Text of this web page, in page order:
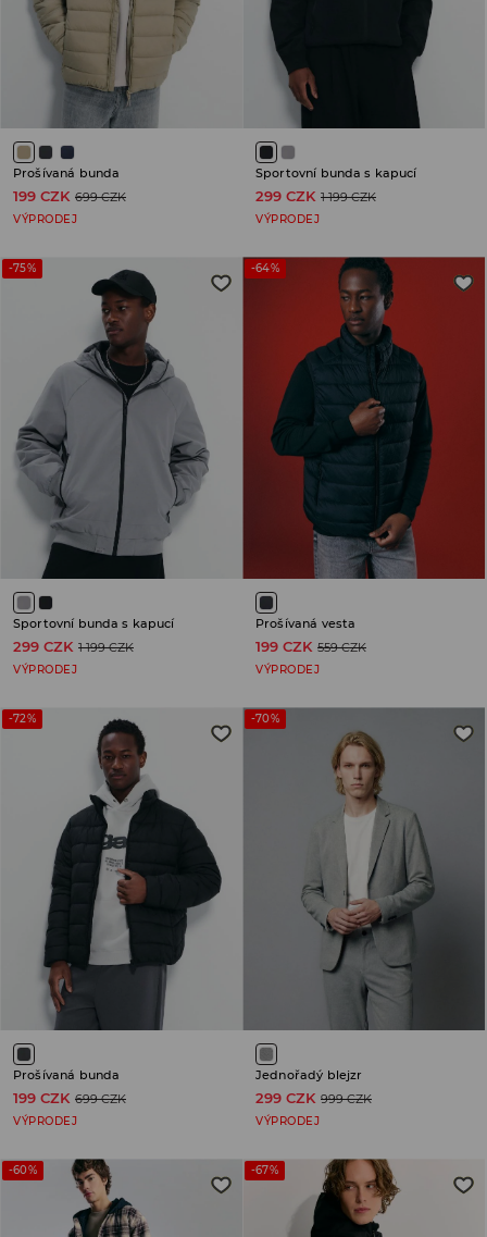
Prošívaná bunda
199 CZK 699 CZK
VÝPRODEJ
Sportovní bunda s kapucí
299 CZK 1 199 CZK
VÝPRODEJ
-75%
Sportovní bunda s kapucí
299 CZK 1 199 CZK
VÝPRODEJ
-64%
Prošívaná vesta
199 CZK 559 CZK
VÝPRODEJ
-72%
Prošívaná bunda
199 CZK 699 CZK
VÝPRODEJ
-70%
Jednořadý blejzr
299 CZK 999 CZK
VÝPRODEJ
-60% -67%